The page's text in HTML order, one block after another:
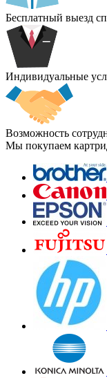
Бесплатный выезд
Индивидуальные
Возможность
Мы покупаем